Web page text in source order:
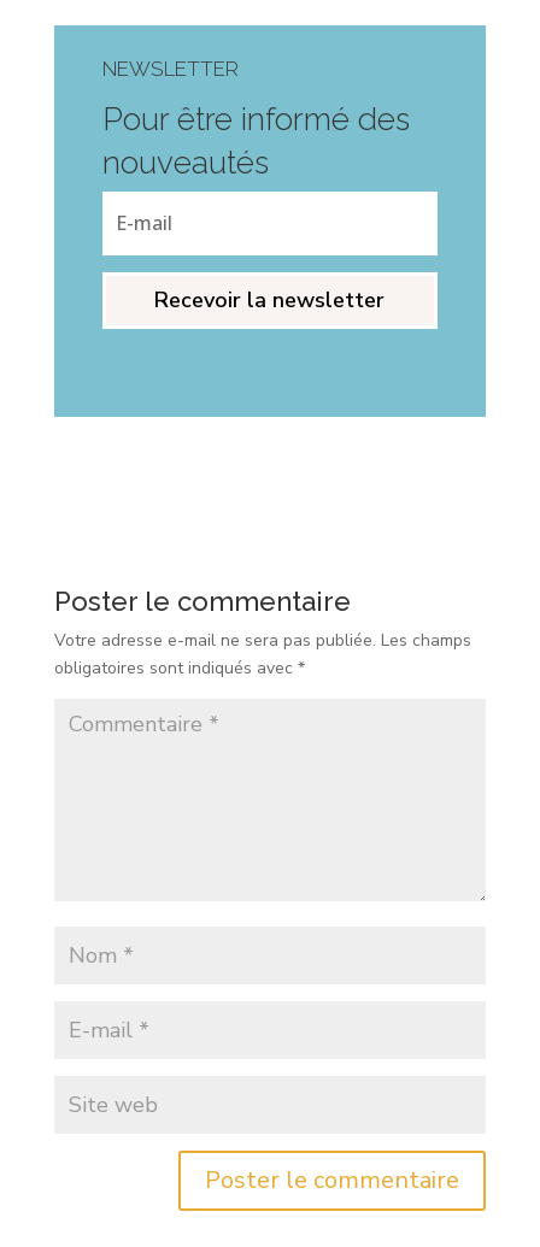
NEWSLETTER
Pour être informé des
nouveautés
Recevoir la newsletter
Poster le commentaire
Votre adresse e-mail ne sera pas publiée. Les champs
obligatoires sont indiqués avec *